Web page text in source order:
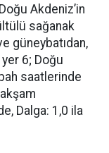
Akdeniz’in
sağanak
güneybatıdan,
yer 6; Doğu
saatlerinde
Dalga: 1,0 ila